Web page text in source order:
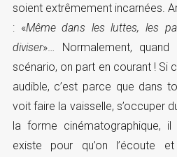
soient extrêmement incarnées.
: «Même dans les luttes, les
diviser»… Normalement,
scénario, on part en courant ! Si
audible, c’est parce que dans
voit faire la vaisselle, s’occuper
la forme cinématographique,
existe pour qu’on l’écoute